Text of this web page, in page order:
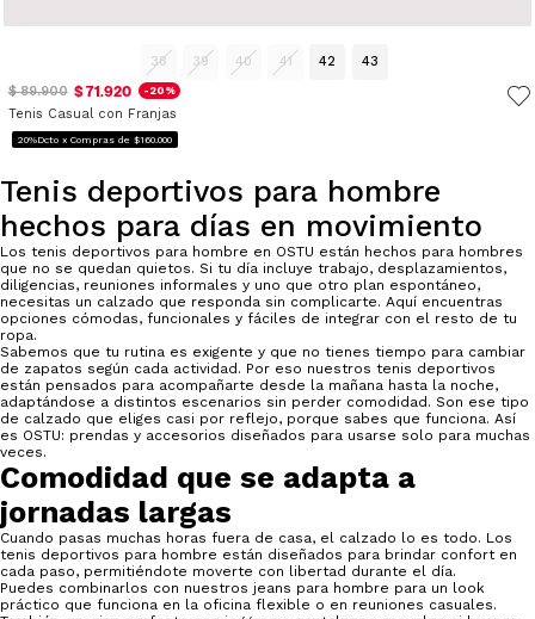
38 39 40 41 42
43
$ 89.900 $ 71.920 -20%
Tenis Casual con Franjas
20%Dcto x Compras de $160.000
Tenis deportivos para hombre
hechos para días en movimiento
Los tenis deportivos para hombre en OSTU están hechos para hombres
que no se quedan quietos. Si tu día incluye trabajo, desplazamientos,
diligencias, reuniones informales y uno que otro plan espontáneo,
necesitas un calzado que responda sin complicarte. Aquí encuentras
opciones cómodas, funcionales y fáciles de integrar con el resto de tu
ropa.
Sabemos que tu rutina es exigente y que no tienes tiempo para cambiar
de zapatos según cada actividad. Por eso nuestros tenis deportivos
están pensados para acompañarte desde la mañana hasta la noche,
adaptándose a distintos escenarios sin perder comodidad. Son ese tipo
de calzado que eliges casi por reflejo, porque sabes que funciona. Así
es OSTU: prendas y accesorios diseñados para usarse solo para muchas
veces.
Comodidad que se adapta a
jornadas largas
Cuando pasas muchas horas fuera de casa, el calzado lo es todo. Los
tenis deportivos para hombre están diseñados para brindar confort en
cada paso, permitiéndote moverte con libertad durante el día.
Puedes combinarlos con nuestros jeans para hombre para un look
práctico que funciona en la oficina flexible o en reuniones casuales.